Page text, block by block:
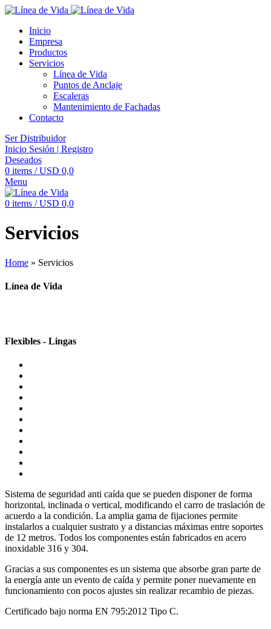
Inicio
Empresa
Productos
Servicios
Línea de Vida
Puntos de Anclaje
Escaleras
Mantenimiento de Fachadas
Contacto
Ser Distribuidor
Inicio Sesión | Registro
Deseados
0 items / USD 0,0
Menu
0 items / USD 0,0
Servicios
Home » Servicios
Línea de Vida
Flexibles - Lingas
Sistema de seguridad anti caída que se pueden disponer de forma
horizontal, inclinada o vertical, modificando el carro de traslación de
acuerdo a la condición. La amplia gama de fijaciones permite
instalarlos a cualquier sustrato y a distancias máximas entre soportes
de 12 metros. Todos los componentes están fabricados en acero
inoxidable 316 y 304.
Gracias a sus componentes es un sistema que absorbe gran parte de
la energía ante un evento de caída y permite poner nuevamente en
funcionamiento con pocos ajustes sin realizar recambio de piezas.
Certificado bajo norma EN 795:2012 Tipo C.